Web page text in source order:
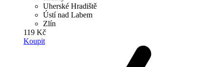
Uherské Hradiště
Ústí nad Labem
Zlín
119 Kč
Koupit